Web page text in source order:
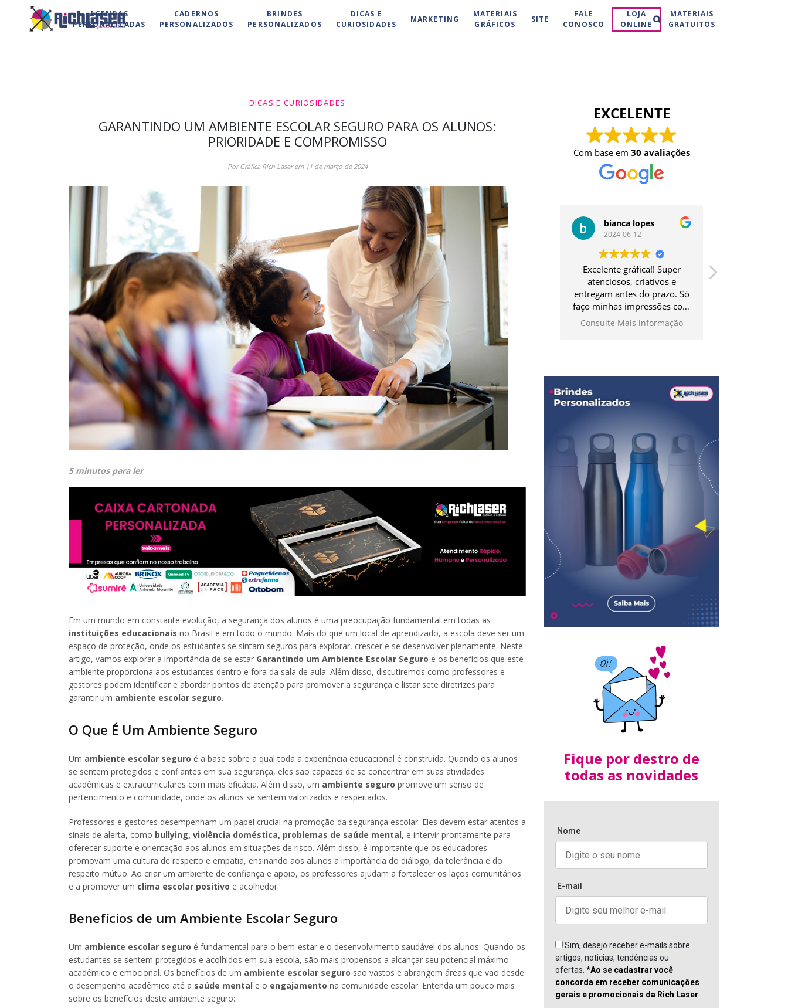
AGENDAS
PERSONALIZADAS
CADERNOS
PERSONALIZADOS
BRINDES
PERSONALIZADOS
DICAS E
CURIOSIDADES
MARKETING
MATERIAIS
GRÁFICOS
SITE
FALE
CONOSCO
LOJA
ONLINE
MATERIAIS
GRATUITOS
Buscar
DICAS E CURIOSIDADES
GARANTINDO UM AMBIENTE ESCOLAR SEGURO PARA OS ALUNOS:
PRIORIDADE E COMPROMISSO
Por Gráfica Rich Laser em 11 de março de 2024
5 minutos para ler
Em um mundo em constante evolução, a segurança dos alunos é uma preocupação fundamental em todas as
instituições educacionais no Brasil e em todo o mundo. Mais do que um local de aprendizado, a escola deve ser um
espaço de proteção, onde os estudantes se sintam seguros para explorar, crescer e se desenvolver plenamente. Neste
artigo, vamos explorar a importância de se estar Garantindo um Ambiente Escolar Seguro e os benefícios que este
ambiente proporciona aos estudantes dentro e fora da sala de aula. Além disso, discutiremos como professores e
gestores podem identificar e abordar pontos de atenção para promover a segurança e listar sete diretrizes para
garantir um ambiente escolar seguro.
O Que É Um Ambiente Seguro
Um ambiente escolar seguro é a base sobre a qual toda a experiência educacional é construída. Quando os alunos
se sentem protegidos e confiantes em sua segurança, eles são capazes de se concentrar em suas atividades
acadêmicas e extracurriculares com mais eficácia. Além disso, um ambiente seguro promove um senso de
pertencimento e comunidade, onde os alunos se sentem valorizados e respeitados.
Professores e gestores desempenham um papel crucial na promoção da segurança escolar. Eles devem estar atentos a
sinais de alerta, como bullying, violência doméstica, problemas de saúde mental, e intervir prontamente para
oferecer suporte e orientação aos alunos em situações de risco. Além disso, é importante que os educadores
promovam uma cultura de respeito e empatia, ensinando aos alunos a importância do diálogo, da tolerância e do
respeito mútuo. Ao criar um ambiente de confiança e apoio, os professores ajudam a fortalecer os laços comunitários
e a promover um clima escolar positivo e acolhedor.
Benefícios de um Ambiente Escolar Seguro
Um ambiente escolar seguro é fundamental para o bem-estar e o desenvolvimento saudável dos alunos. Quando os
estudantes se sentem protegidos e acolhidos em sua escola, são mais propensos a alcançar seu potencial máximo
acadêmico e emocional. Os benefícios de um ambiente escolar seguro são vastos e abrangem áreas que vão desde
o desempenho acadêmico até a saúde mental e o engajamento na comunidade escolar. Entenda um pouco mais
sobre os benefícios deste ambiente seguro:
EXCELENTE
Com base em 30 avaliações
bianca lopes
2024-06-12
Excelente gráfica!! Super
atenciosos, criativos e
entregam antes do prazo. Só
faço minhas impressões com
eles!
Consulte Mais informação
Fique por destro de
todas as novidades
Nome
E-mail
Sim, desejo receber e-mails sobre
artigos, noticias, tendências ou
ofertas. *Ao se cadastrar você
concorda em receber comunicações
gerais e promocionais da Rich Laser